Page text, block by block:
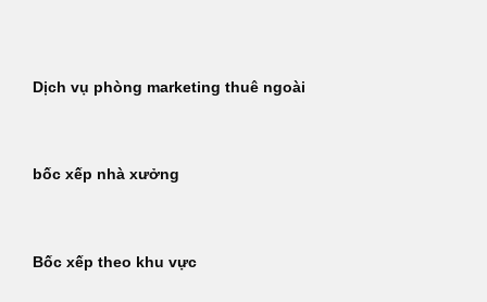
dungDịch vụ phòng marketing thuê ngoài
bốc xếp nhà xưởng
Bốc xếp theo khu vực